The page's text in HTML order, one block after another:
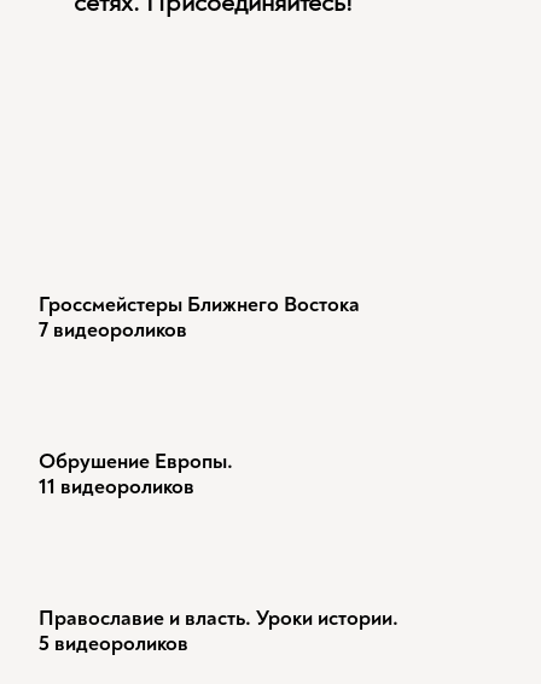
Гроссмейстеры Ближнего Востока
7 видеороликов
Обрушение Европы.
11 видеороликов
Православие и власть. Уроки истории.
5 видеороликов